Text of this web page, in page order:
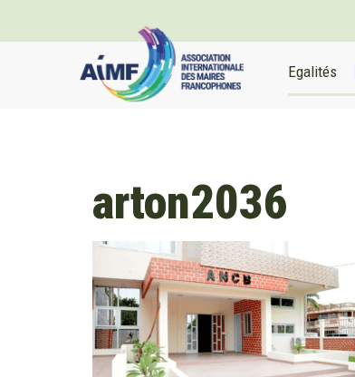
Egalités
arton2036